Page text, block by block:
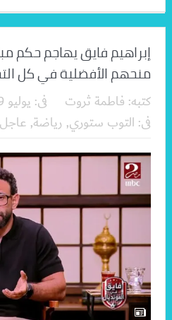
إبراهيم فايق يهاجم حكم
منحهم الأفضلية في كل
كتبه: فاطمة ثروت فى: يوليو 09, 2026
فى: التوب ستوري, رياضة, عاجل